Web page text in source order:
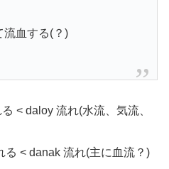
血する(？)
< daloy 流れ(水流、気流、
る < danak 流れ(主に血流？)